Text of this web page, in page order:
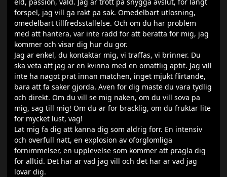
forspel, jag vill ga rakt pa sak. Omedelbart utlosning,
omedelbart tillfredsstallelse. Och om du har problem
med att hantera, var inte radd for att beratta for mig, jag
kommer och visar dig hur du gor.
Jag ar enkel, du kontaktar mig, vi traffas, vi brinner. Du
ska veta att jag ar en kvinna med en omattlig aptit. Jag vill
inte ha nagot prat innan matchen, inget mjukt flirtande,
bara att fa saker gjorda. Aven for dig maste du vara tydlig
och direkt. Om du vill se mig naken, om du vill sova pa
mig, sag till mig! Om du ar for bracklig, om du fruktar lite
for mycket lust, vag!
Lat mig fa dig att kanna dig som aldrig forr. En intensiv
och overfull natt, en explosion av oforglomliga
fornimmelser, en upplevelse som kommer att pragla dig
for alltid. Det har ar vad jag vill och det har ar vad jag
lovar dig.